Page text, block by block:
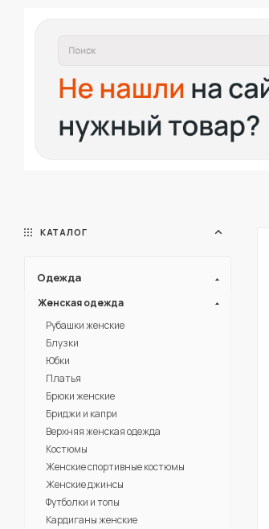
КАТАЛОГ
Одежда
Женская одежда
Рубашки женские
Блузки
Юбки
Платья
Брюки женские
Бриджи и капри
Верхняя женская одежда
Костюмы
Женские спортивные костюмы
Женские джинсы
Футболки и топы
Кардиганы женские